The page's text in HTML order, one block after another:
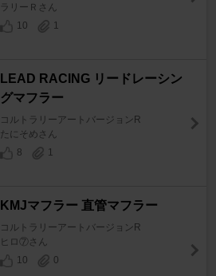
ラリーＲさん
10
1
LEAD RACING リードレーシン
グマフラー
コルトラリーアートバージョンR
たにそめさん
8
1
KMJマフラー 直管マフラー
コルトラリーアートバージョンR
ヒロ⑦さん
10
0